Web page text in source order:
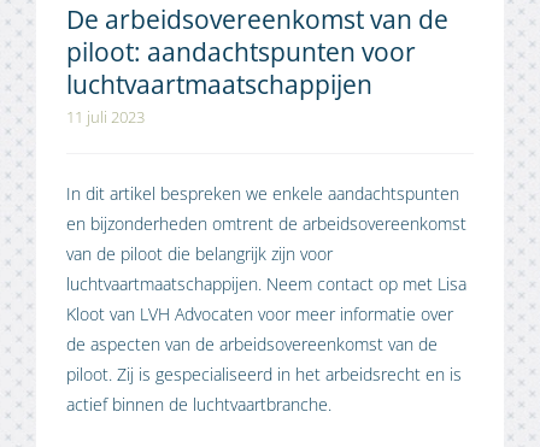
De arbeidsovereenkomst van de
piloot: aandachtspunten voor
luchtvaartmaatschappijen
11 juli 2023
In dit artikel bespreken we enkele aandachtspunten
en bijzonderheden omtrent de arbeidsovereenkomst
van de piloot die belangrijk zijn voor
luchtvaartmaatschappijen. Neem contact op met Lisa
Kloot van LVH Advocaten voor meer informatie over
de aspecten van de arbeidsovereenkomst van de
piloot. Zij is gespecialiseerd in het arbeidsrecht en is
actief binnen de luchtvaartbranche.